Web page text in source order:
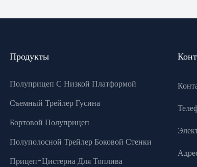
Продукты
Полуприцеп С Низкой Платформой
Съемный Трейлер Гусина
Бортовой Полуприцеп
Полуполосной Трейлер Боковой Стенки
Прицеп-Цистерна Для Топлива